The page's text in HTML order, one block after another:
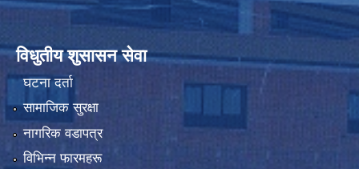
विधुतीय शुसासन सेवा
घटना दर्ता
सामाजिक सुरक्षा
नागरिक वडापत्र
विभिन्न फारमहरू